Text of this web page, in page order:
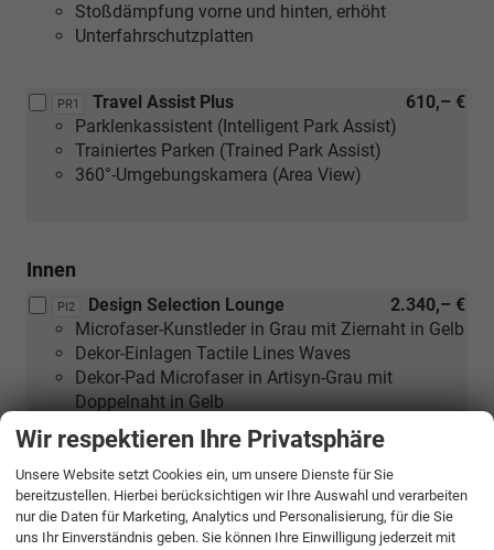
Stoßdämpfung vorne und hinten, erhöht
Unterfahrschutzplatten
PR1 610,– €
Travel Assist Plus
Parklenkassistent (Intelligent Park Assist)
Trainiertes Parken (Trained Park Assist)
360°-Umgebungskamera (Area View)
Innen
PI2 2.340,– €
Design Selection Lounge
Microfaser-Kunstleder in Grau mit Ziernaht in Gelb
Dekor-Einlagen Tactile Lines Waves
Dekor-Pad Microfaser in Artisyn-Grau mit
Doppelnaht in Gelb
Komforsitze vorn
Ambientebeleuchtung Plus
Außenspiegel mit Memory-Funktion und
automatischer Abblendung (Fahrerseite)
Massagefunktion
Wir respektieren Ihre Privatsphäre
Unsere Website setzt Cookies ein, um unsere Dienste für Sie
bereitzustellen. Hierbei berücksichtigen wir Ihre Auswahl und verarbeiten
nur die Daten für Marketing, Analytics und Personalisierung, für die Sie
uns Ihr Einverständnis geben. Sie können Ihre Einwilligung jederzeit mit